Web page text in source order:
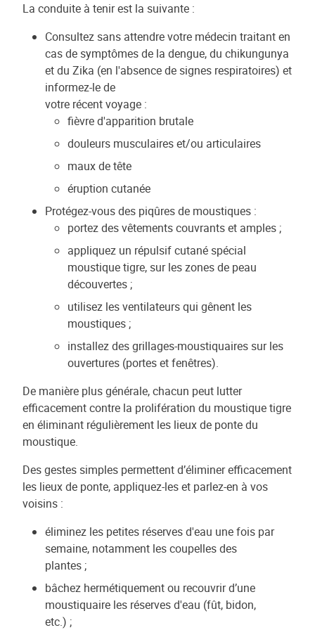
La conduite à tenir est la suivante :
Consultez sans attendre votre médecin traitant en
cas de symptômes de la dengue, du chikungunya
et du Zika (en l'absence de signes respiratoires) et
informez-le de
votre récent voyage :
fièvre d'apparition brutale
douleurs musculaires et/ou articulaires
maux de tête
éruption cutanée
Protégez-vous des piqûres de moustiques :
portez des vêtements couvrants et amples ;
appliquez un répulsif cutané spécial
moustique tigre, sur les zones de peau
découvertes ;
utilisez les ventilateurs qui gênent les
moustiques ;
installez des grillages-moustiquaires sur les
ouvertures (portes et fenêtres).
De manière plus générale, chacun peut lutter
efficacement contre la prolifération du moustique tigre
en éliminant régulièrement les lieux de ponte du
moustique.
Des gestes simples permettent d’éliminer efficacement
les lieux de ponte, appliquez-les et parlez-en à vos
voisins :
éliminez les petites réserves d'eau une fois par
semaine, notamment les coupelles des
plantes ;
bâchez hermétiquement ou recouvrir d’une
moustiquaire les réserves d'eau (fût, bidon,
etc.) ;